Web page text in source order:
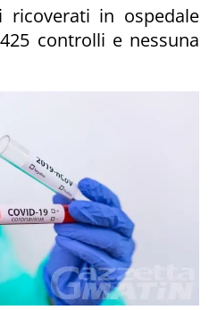
in ospedale
controlli e nessuna